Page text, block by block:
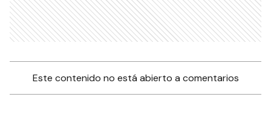
Este contenido no está abierto a comentarios